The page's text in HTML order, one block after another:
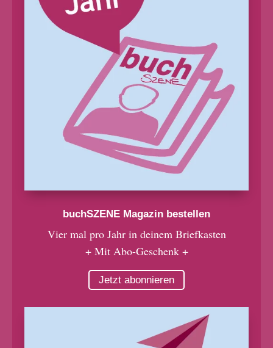
buchSZENE Magazin bestellen
Vier mal pro Jahr in deinem Briefkasten
+ Mit Abo-Geschenk +
Jetzt abonnieren